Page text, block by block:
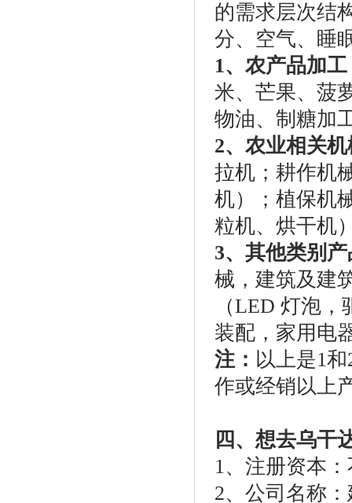
的需求层次结
分、空气、睡
1、农产品加工
米、芒果、菠
物油、制糖加
2、 农业相关
拉机；耕作机
机）；植保机
粒机、烘干机
3、其他类别
械，建筑及建
（LED 灯泡，
装配，家用电
注： 以上是1和
作或经销以上
四、想去乌干
1、注册资本
2、公司名称